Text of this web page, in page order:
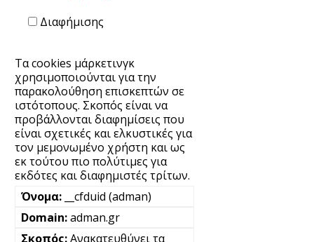
Διαφήμισης
Τα cookies μάρκετινγκ
χρησιμοποιούνται για την
παρακολούθηση επισκεπτών σε
ιστότοπους. Σκοπός είναι να
προβάλλονται διαφημίσεις που
είναι σχετικές και ελκυστικές για
τον μεμονωμένο χρήστη και ως
εκ τούτου πιο πολύτιμες για
εκδότες και διαφημιστές τρίτων.
__cfduid (adman)
adman.gr
Ανακατευθύνει τα